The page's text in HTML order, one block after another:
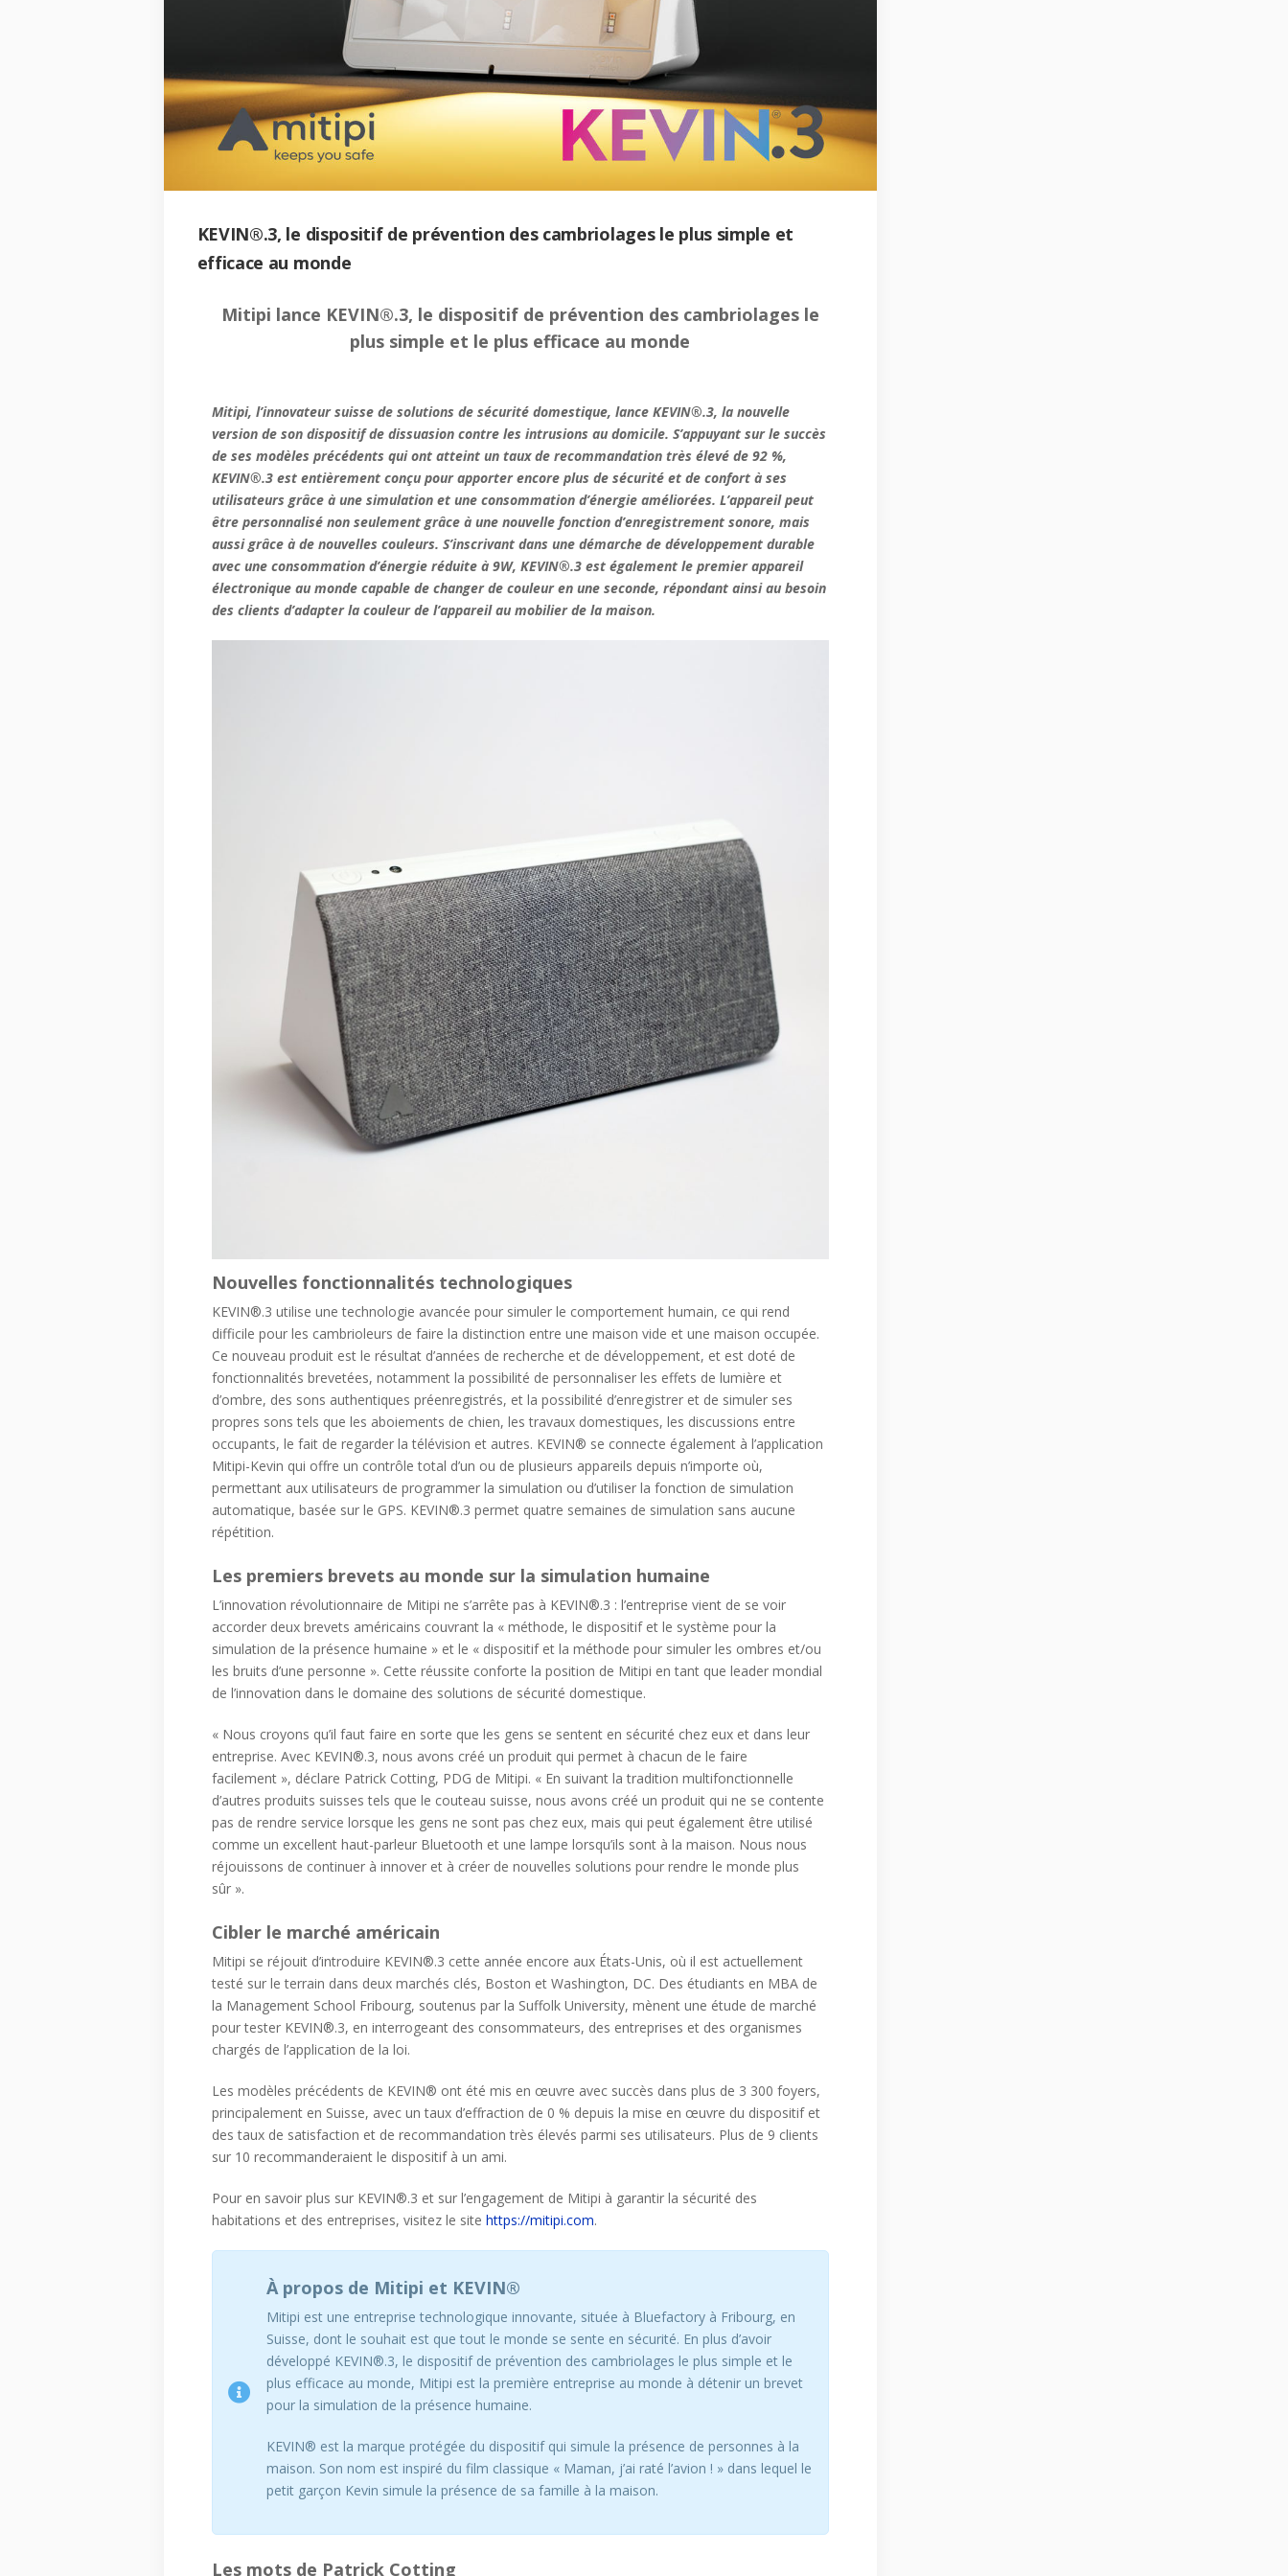
KEVIN®.3, le dispositif de prévention des cambriolages le plus simple et
efficace au monde
Mitipi lance KEVIN®.3, le dispositif de prévention des cambriolages le
plus simple et le plus efficace au monde
Mitipi, l’innovateur suisse de solutions de sécurité domestique, lance KEVIN®.3, la nouvelle
version de son dispositif de dissuasion contre les intrusions au domicile. S’appuyant sur le succès
de ses modèles précédents qui ont atteint un taux de recommandation très élevé de 92 %,
KEVIN®.3 est entièrement conçu pour apporter encore plus de sécurité et de confort à ses
utilisateurs grâce à une simulation et une consommation d’énergie améliorées. L’appareil peut
être personnalisé non seulement grâce à une nouvelle fonction d’enregistrement sonore, mais
aussi grâce à de nouvelles couleurs. S’inscrivant dans une démarche de développement durable
avec une consommation d’énergie réduite à 9W, KEVIN®.3 est également le premier appareil
électronique au monde capable de changer de couleur en une seconde, répondant ainsi au besoin
des clients d’adapter la couleur de l’appareil au mobilier de la maison.
Nouvelles fonctionnalités technologiques
KEVIN®.3 utilise une technologie avancée pour simuler le comportement humain, ce qui rend
difficile pour les cambrioleurs de faire la distinction entre une maison vide et une maison occupée.
Ce nouveau produit est le résultat d’années de recherche et de développement, et est doté de
fonctionnalités brevetées, notamment la possibilité de personnaliser les effets de lumière et
d’ombre, des sons authentiques préenregistrés, et la possibilité d’enregistrer et de simuler ses
propres sons tels que les aboiements de chien, les travaux domestiques, les discussions entre
occupants, le fait de regarder la télévision et autres. KEVIN® se connecte également à l’application
Mitipi-Kevin qui offre un contrôle total d’un ou de plusieurs appareils depuis n’importe où,
permettant aux utilisateurs de programmer la simulation ou d’utiliser la fonction de simulation
automatique, basée sur le GPS. KEVIN®.3 permet quatre semaines de simulation sans aucune
répétition.
Les premiers brevets au monde sur la simulation humaine
L’innovation révolutionnaire de Mitipi ne s’arrête pas à KEVIN®.3 : l’entreprise vient de se voir
accorder deux brevets américains couvrant la « méthode, le dispositif et le système pour la
simulation de la présence humaine » et le « dispositif et la méthode pour simuler les ombres et/ou
les bruits d’une personne ». Cette réussite conforte la position de Mitipi en tant que leader mondial
de l’innovation dans le domaine des solutions de sécurité domestique.
« Nous croyons qu’il faut faire en sorte que les gens se sentent en sécurité chez eux et dans leur
entreprise. Avec KEVIN®.3, nous avons créé un produit qui permet à chacun de le faire
facilement », déclare Patrick Cotting, PDG de Mitipi. « En suivant la tradition multifonctionnelle
d’autres produits suisses tels que le couteau suisse, nous avons créé un produit qui ne se contente
pas de rendre service lorsque les gens ne sont pas chez eux, mais qui peut également être utilisé
comme un excellent haut-parleur Bluetooth et une lampe lorsqu’ils sont à la maison. Nous nous
réjouissons de continuer à innover et à créer de nouvelles solutions pour rendre le monde plus
sûr ».
Cibler le marché américain
Mitipi se réjouit d’introduire KEVIN®.3 cette année encore aux États-Unis, où il est actuellement
testé sur le terrain dans deux marchés clés, Boston et Washington, DC. Des étudiants en MBA de
la Management School Fribourg, soutenus par la Suffolk University, mènent une étude de marché
pour tester KEVIN®.3, en interrogeant des consommateurs, des entreprises et des organismes
chargés de l’application de la loi.
Les modèles précédents de KEVIN® ont été mis en œuvre avec succès dans plus de 3 300 foyers,
principalement en Suisse, avec un taux d’effraction de 0 % depuis la mise en œuvre du dispositif et
des taux de satisfaction et de recommandation très élevés parmi ses utilisateurs. Plus de 9 clients
sur 10 recommanderaient le dispositif à un ami.
Pour en savoir plus sur KEVIN®.3 et sur l’engagement de Mitipi à garantir la sécurité des
habitations et des entreprises, visitez le site https://mitipi.com.
À propos de Mitipi et KEVIN®
Mitipi est une entreprise technologique innovante, située à Bluefactory à Fribourg, en
Suisse, dont le souhait est que tout le monde se sente en sécurité. En plus d’avoir
développé KEVIN®.3, le dispositif de prévention des cambriolages le plus simple et le
plus efficace au monde, Mitipi est la première entreprise au monde à détenir un brevet
pour la simulation de la présence humaine.
KEVIN® est la marque protégée du dispositif qui simule la présence de personnes à la
maison. Son nom est inspiré du film classique « Maman, j’ai raté l’avion ! » dans lequel le
petit garçon Kevin simule la présence de sa famille à la maison.
Les mots de Patrick Cotting